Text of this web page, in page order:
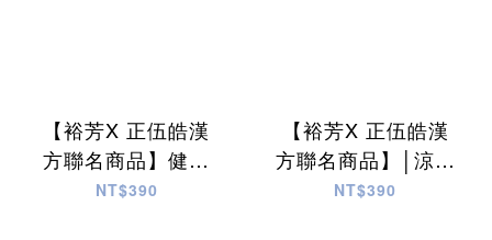
【裕芳X 正伍皓漢
方聯名商品】健體
茶｜助紅血球形
NT$390
【裕芳X 正伍皓漢
方聯名商品】│涼爽
茶｜助排體熱，人
NT$390